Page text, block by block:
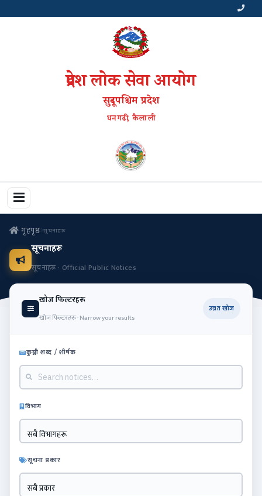
प्रदेश लोक सेवा आयोग
सुदूरपश्चिम प्रदेश
धनगढी, कैलाली
गृहपृष्ठ सूचनाहरू
सूचनाहरू
सूचनाहरू · Official Public Notices
खोज फिल्टरहरू
खोज फिल्टरहरू · Narrow your results
उन्नत खोज
कुञ्जी शब्द / शीर्षक
विभाग
सबै विभागहरू
सूचना प्रकार
सबै प्रकार